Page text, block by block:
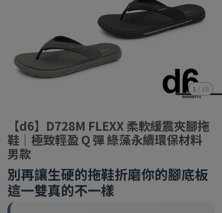
1 / 18
【d6】D728M FLEXX 柔軟緩震夾腳拖
鞋｜極致輕盈 Q 彈 綠藻永續環保材料
男款
別再讓生硬的拖鞋折磨你的腳底板
這一雙真的不一樣
男款夾腳拖推薦 男生拖鞋 止滑夾腳拖 輕量拖鞋 緩震男鞋 綠藻環保